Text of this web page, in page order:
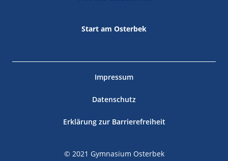
Start am Osterbek
© 2021 Gymnasium Osterbek
Impressum
Datenschutz
Erklärung zur Barrierefreiheit